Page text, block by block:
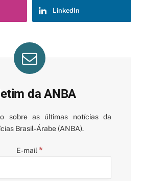
LinkedIn
da ANBA
sobre as últimas notícias da
Brasil-Árabe (ANBA).
E-mail*